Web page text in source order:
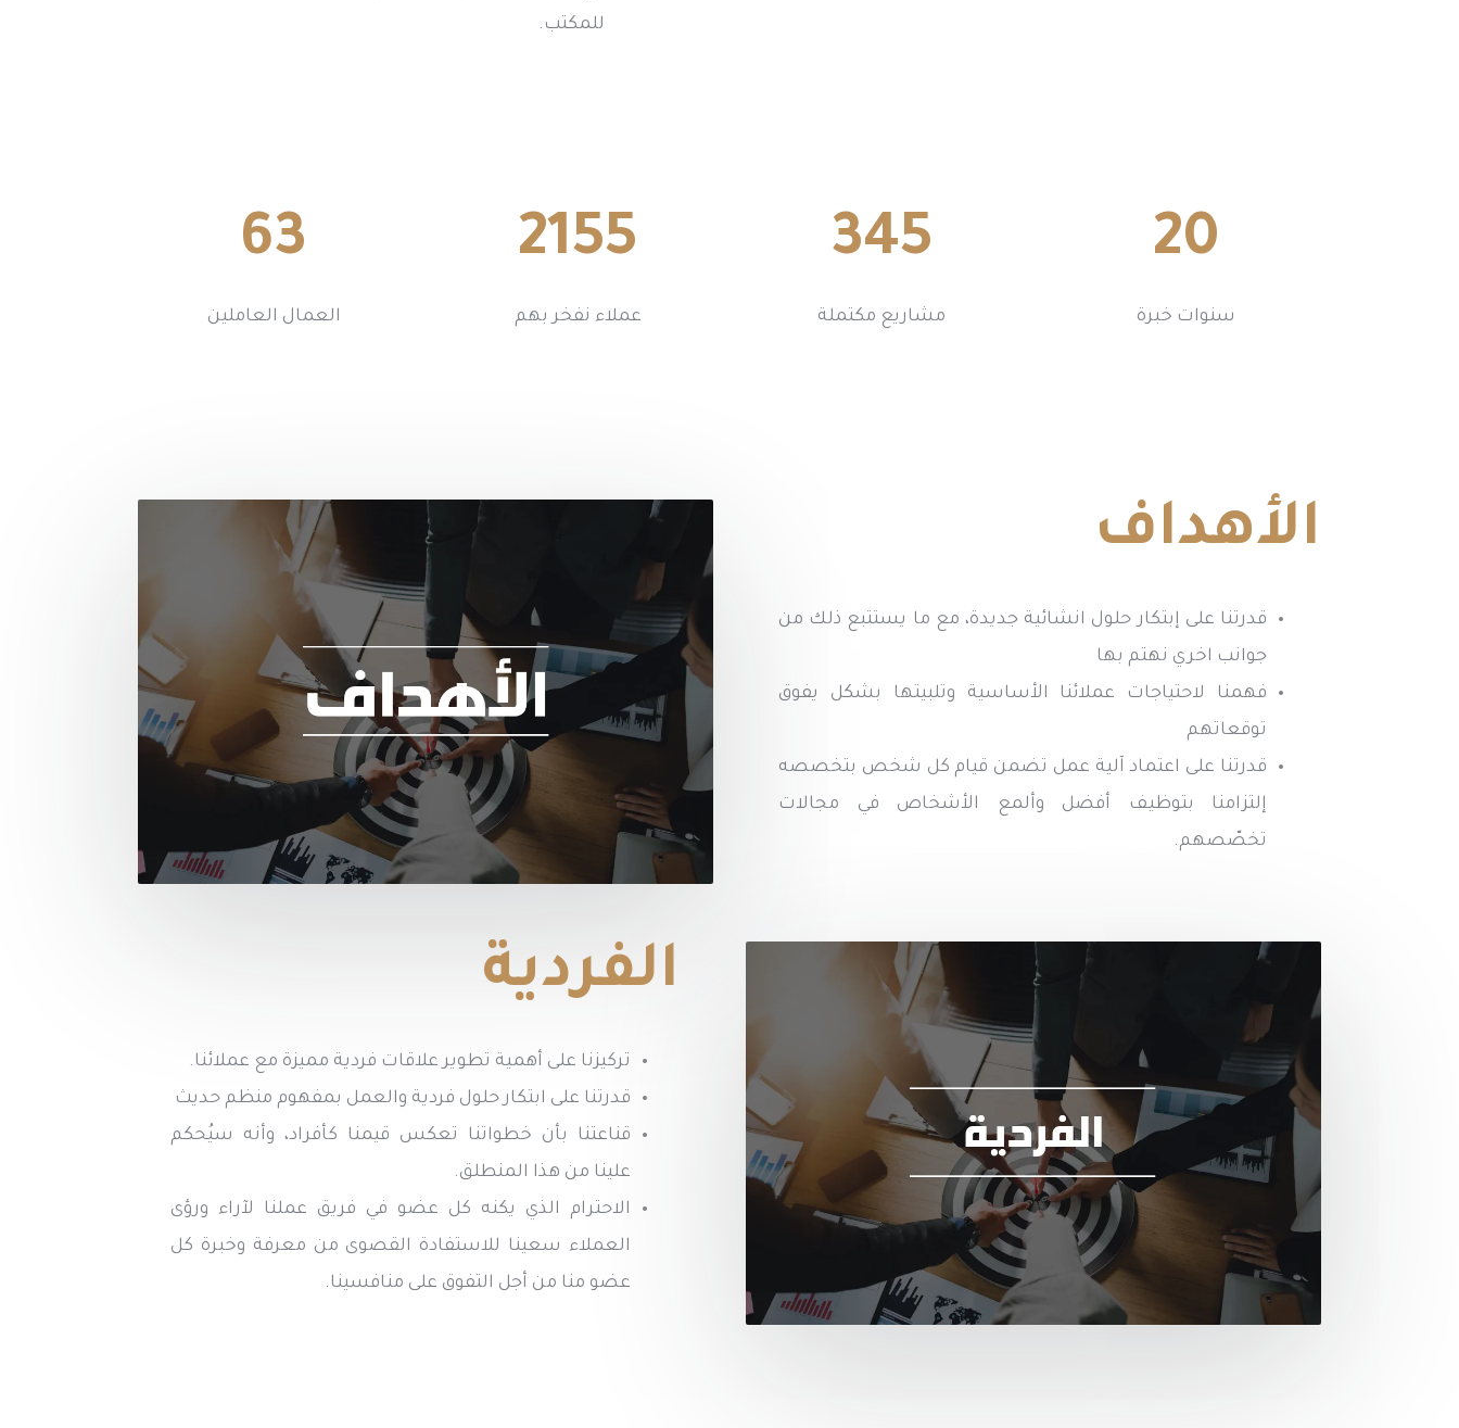
للمكتب.
20
سنوات خبرة
345
مشاريع مكتملة
2155
عملاء نفخر بهم
63
العمال العاملين
الأهداف
قدرتنا على إبتكار حلول انشائية جديدة، مع ما يستتبع ذلك من
جوانب اخري نهتم بها
فهمنا لاحتياجات عملائنا الأساسية وتلبيتها بشكل يفوق
توقعاتهم
قدرتنا على اعتماد آلية عمل تضمن قيام كل شخص بتخصصه
إلتزامنا بتوظيف أفضل وألمع الأشخاص في مجالات
تخصّصهم.
الفردية
تركيزنا على أهمية تطوير علاقات فردية مميزة مع عملائنا.
قدرتنا على ابتكار حلول فردية والعمل بمفهوم منظم حديث
قناعتنا بأن خطواتنا تعكس قيمنا كأفراد، وأنه سيُحكم
علينا من هذا المنطلق.
الاحترام الذي يكنه كل عضو في فريق عملنا لآراء ورؤى
العملاء سعينا للاستفادة القصوى من معرفة وخبرة كل
عضو منا من أجل التفوق على منافسينا.